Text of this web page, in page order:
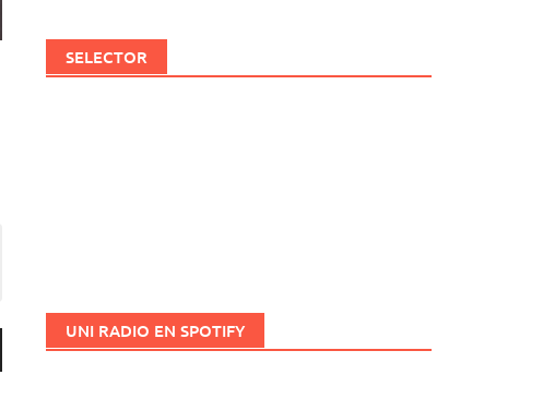
SELECTOR
UNI RADIO EN SPOTIFY